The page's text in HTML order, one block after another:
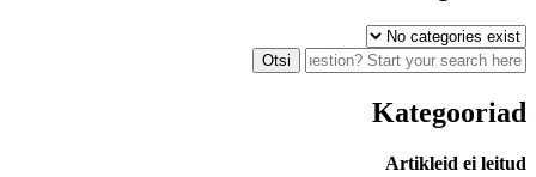
Kategooriad
Artikleid ei leitud